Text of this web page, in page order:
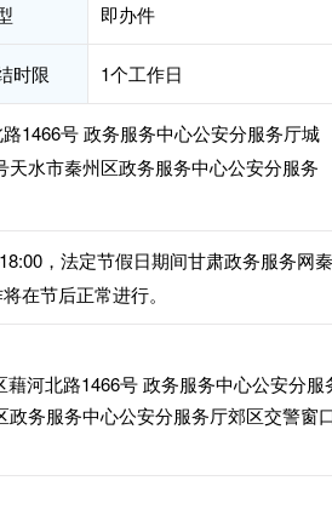
即办件
时限 1个工作日
1466号 政务服务中心公安分服务厅城
水市秦州区政务服务中心公安分服务
，法定节假日期间甘肃政务服务网
在节后正常进行。
河北路1466号 政务服务中心公安分
务服务中心公安分服务厅郊区交警窗